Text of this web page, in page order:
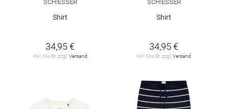
SCHIESSER
Shirt
34,95 €
inkl. MwSt. zzgl. Versand
SCHIESSER
Shirt
34,95 €
inkl. MwSt. zzgl. Versand